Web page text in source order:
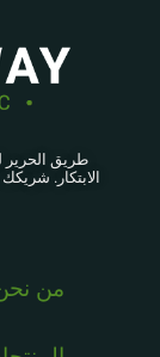
طريق الحرير
الابتكار.
من